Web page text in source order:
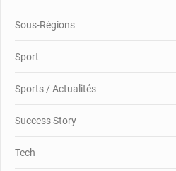
Sous-Régions
Sport
Sports / Actualités
Success Story
Tech